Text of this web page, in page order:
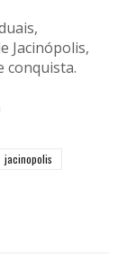
Jacinópolis,
conquista.
jacinopolis